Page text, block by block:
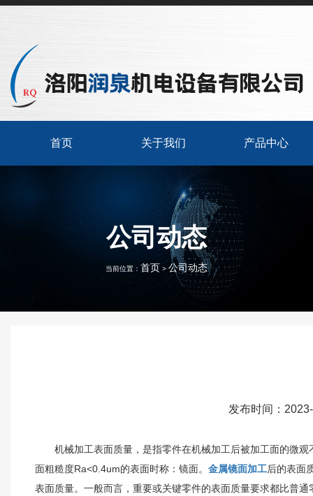
首页 关于我们 产品中心
公司动态
当前位置： 首页 > 公司动态
发布时间：
机械加工表面质量，是指零件在机械加工后被加工面的微观
面粗糙度Ra<0.4um的表面时称：镜面。金属镜面加工后的表面
表面质量。一般而言，重要或关键零件的表面质量要求都比普